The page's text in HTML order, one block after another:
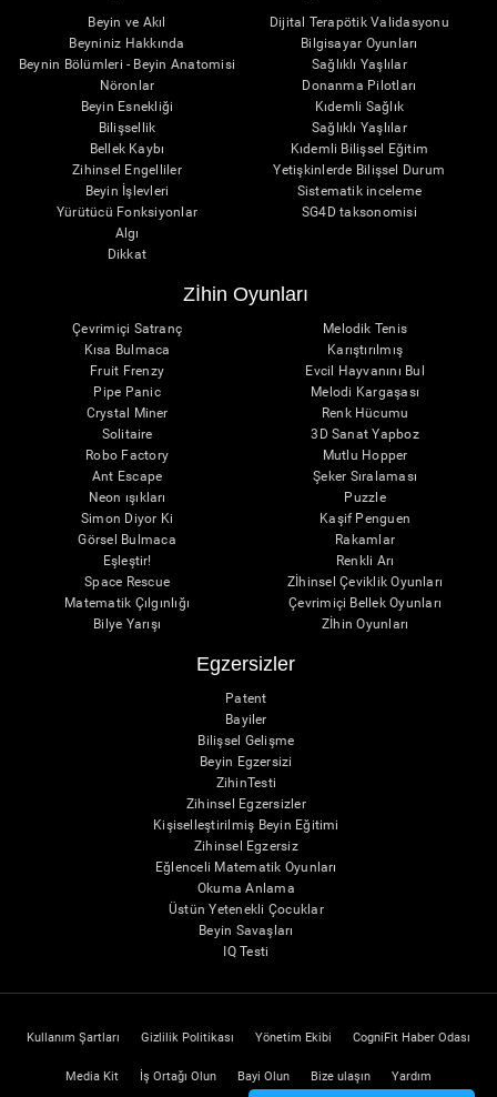
Beyin ve Akıl
Beyniniz Hakkında
Beynin Bölümleri - Beyin Anatomisi
Nöronlar
Beyin Esnekliği
Bilişsellik
Bellek Kaybı
Zihinsel Engelliler
Beyin İşlevleri
Yürütücü Fonksiyonlar
Algı
Dikkat
Dijital Terapötik Validasyonu
Bilgisayar Oyunları
Sağlıklı Yaşlılar
Donanma Pilotları
Kıdemli Sağlık
Sağlıklı Yaşlılar
Kıdemli Bilişsel Eğitim
Yetişkinlerde Bilişsel Durum
Sistematik inceleme
SG4D taksonomisi
Zİhin Oyunları
Çevrimiçi Satranç
Kısa Bulmaca
Fruit Frenzy
Pipe Panic
Crystal Miner
Solitaire
Robo Factory
Ant Escape
Neon ışıkları
Simon Diyor Ki
Görsel Bulmaca
Eşleştir!
Space Rescue
Matematik Çılgınlığı
Bilye Yarışı
Melodik Tenis
Karıştırılmış
Evcil Hayvanını Bul
Melodi Kargaşası
Renk Hücumu
3D Sanat Yapboz
Mutlu Hopper
Şeker Sıralaması
Puzzle
Kaşif Penguen
Rakamlar
Renkli Arı
Zİhinsel Çeviklik Oyunları
Çevrimiçi Bellek Oyunları
Zİhin Oyunları
Egzersizler
Patent
Bayiler
Bilişsel Gelişme
Beyin Egzersizi
ZihinTesti
Zihinsel Egzersizler
Kişiselleştirilmiş Beyin Eğitimi
Zihinsel Egzersiz
Eğlenceli Matematik Oyunları
Okuma Anlama
Üstün Yetenekli Çocuklar
Beyin Savaşları
IQ Testi
Kullanım Şartları Gizlilik Politikası Yönetim Ekibi CogniFit Haber Odası
Media Kit İş Ortağı Olun Bayi Olun Bize ulaşın Yardım